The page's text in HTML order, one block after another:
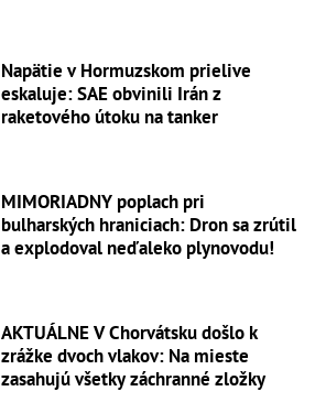
Napätie v Hormuzskom prielive
eskaluje: SAE obvinili Irán z
raketového útoku na tanker
MIMORIADNY poplach pri
bulharských hraniciach: Dron sa zrútil
a explodoval neďaleko plynovodu!
AKTUÁLNE V Chorvátsku došlo k
zrážke dvoch vlakov: Na mieste
zasahujú všetky záchranné zložky